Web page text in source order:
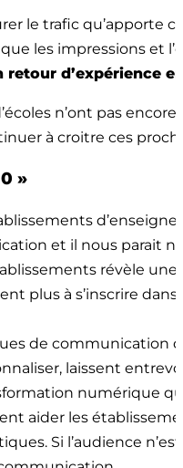
le trafic qu’apporte
les impressions et
retour d’expérience
n’ont pas
à croitre ces
»
et il nous parait
révèle
plus à s’inscrire
de communication
laissent
numérique
aider les
Si l’audience